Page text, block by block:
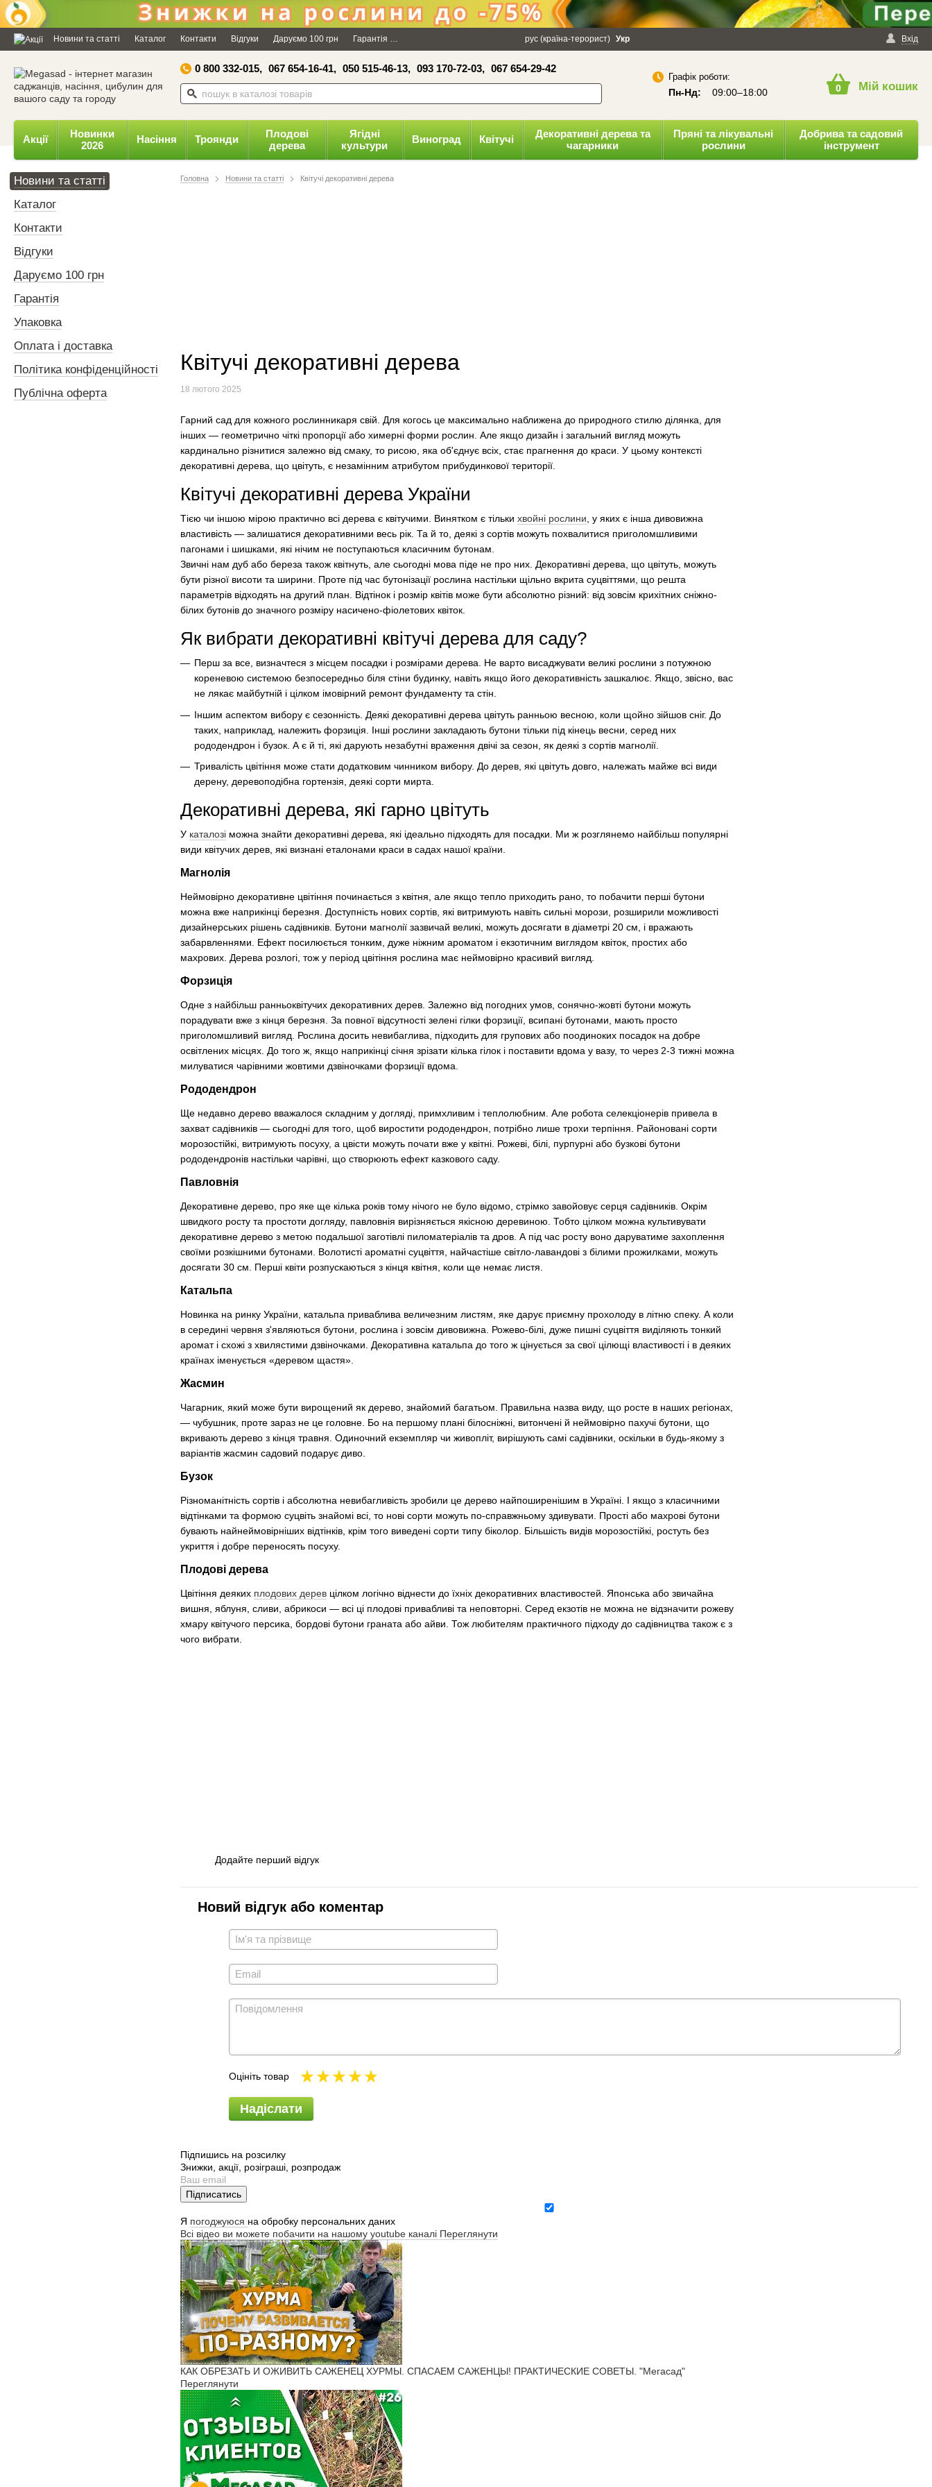
Дозвольте сайту megasad.net
відправляти вам сповіщення на
робочий стіл.
Powered by SendPulse Заборонити Дозволити
×
Новини та статті Каталог Контакти Відгуки Даруємо 100 грн Гарантія Політика конфіденційності Вхід
рус (країна-терорист) Укр
0 800 332-015, 067 654-16-41, 050 515-46-13, 093 170-72-03, 067 654-29-42
Графік роботи:
Пн-Нд: 09:00–18:00 0 Мій кошик
Акції
Новинки
2026
Насіння Троянди
Плодові
дерева
Ягідні
культури
Виноград Квітучі
Декоративні дерева та
чагарники
Пряні та лікувальні
рослини
Добрива та садовий
інструмент
Головна Новини та статті Квітучі декоративні дерева
Квітучі декоративні дерева
18 лютого 2025
Гарний сад для кожного рослинникаря свій. Для когось це максимально наближена до природного стилю ділянка, для
інших — геометрично чіткі пропорції або химерні форми рослин. Але якщо дизайн і загальний вигляд можуть
кардинально різнитися залежно від смаку, то рисою, яка об'єднує всіх, стає прагнення до краси. У цьому контексті
декоративні дерева, що цвітуть, є незамінним атрибутом прибудинкової території.
Квітучі декоративні дерева України
Тією чи іншою мірою практично всі дерева є квітучими. Винятком є тільки хвойні рослини, у яких є інша дивовижна
властивість — залишатися декоративними весь рік. Та й то, деякі з сортів можуть похвалитися приголомшливими
пагонами і шишками, які нічим не поступаються класичним бутонам.
Звичні нам дуб або береза також квітнуть, але сьогодні мова піде не про них. Декоративні дерева, що цвітуть, можуть
бути різної висоти та ширини. Проте під час бутонізації рослина настільки щільно вкрита суцвіттями, що решта
параметрів відходять на другий план. Відтінок і розмір квітів може бути абсолютно різний: від зовсім крихітних сніжно-
білих бутонів до значного розміру насичено-фіолетових квіток.
Як вибрати декоративні квітучі дерева для саду?
Перш за все, визначтеся з місцем посадки і розмірами дерева. Не варто висаджувати великі рослини з потужною
кореневою системою безпосередньо біля стіни будинку, навіть якщо його декоративність зашкалює. Якщо, звісно, вас
не лякає майбутній і цілком імовірний ремонт фундаменту та стін.
Іншим аспектом вибору є сезонність. Деякі декоративні дерева цвітуть ранньою весною, коли щойно зійшов сніг. До
таких, наприклад, належить форзиція. Інші рослини закладають бутони тільки під кінець весни, серед них
рододендрон і бузок. А є й ті, які дарують незабутні враження двічі за сезон, як деякі з сортів магнолії.
Тривалість цвітіння може стати додатковим чинником вибору. До дерев, які цвітуть довго, належать майже всі види
дерену, деревоподібна гортензія, деякі сорти мирта.
Декоративні дерева, які гарно цвітуть
У каталозі можна знайти декоративні дерева, які ідеально підходять для посадки. Ми ж розглянемо найбільш популярні
види квітучих дерев, які визнані еталонами краси в садах нашої країни.
Магнолія
Неймовірно декоративне цвітіння починається з квітня, але якщо тепло приходить рано, то побачити перші бутони
можна вже наприкінці березня. Доступність нових сортів, які витримують навіть сильні морози, розширили можливості
дизайнерських рішень садівників. Бутони магнолії зазвичай великі, можуть досягати в діаметрі 20 см, і вражають
забарвленнями. Ефект посилюється тонким, дуже ніжним ароматом і екзотичним виглядом квіток, простих або
махрових. Дерева розлогі, тож у період цвітіння рослина має неймовірно красивий вигляд.
Форзиція
Одне з найбільш ранньоквітучих декоративних дерев. Залежно від погодних умов, сонячно-жовті бутони можуть
порадувати вже з кінця березня. За повної відсутності зелені гілки форзиції, всипані бутонами, мають просто
приголомшливий вигляд. Рослина досить невибаглива, підходить для групових або поодиноких посадок на добре
освітлених місцях. До того ж, якщо наприкінці січня зрізати кілька гілок і поставити вдома у вазу, то через 2-3 тижні можна
милуватися чарівними жовтими дзвіночками форзиції вдома.
Рододендрон
Ще недавно дерево вважалося складним у догляді, примхливим і теплолюбним. Але робота селекціонерів привела в
захват садівників — сьогодні для того, щоб виростити рододендрон, потрібно лише трохи терпіння. Районовані сорти
морозостійкі, витримують посуху, а цвісти можуть почати вже у квітні. Рожеві, білі, пурпурні або бузкові бутони
рододендронів настільки чарівні, що створюють ефект казкового саду.
Павловнія
Декоративне дерево, про яке ще кілька років тому нічого не було відомо, стрімко завойовує серця садівників. Окрім
швидкого росту та простоти догляду, павловнія вирізняється якісною деревиною. Тобто цілком можна культивувати
декоративне дерево з метою подальшої заготівлі пиломатеріалів та дров. А під час росту воно даруватиме захоплення
своїми розкішними бутонами. Волотисті ароматні суцвіття, найчастіше світло-лавандові з білими прожилками, можуть
досягати 30 см. Перші квіти розпускаються з кінця квітня, коли ще немає листя.
Катальпа
Новинка на ринку України, катальпа приваблива величезним листям, яке дарує приємну прохолоду в літню спеку. А коли
в середині червня з'являються бутони, рослина і зовсім дивовижна. Рожево-білі, дуже пишні суцвіття виділяють тонкий
аромат і схожі з хвилястими дзвіночками. Декоративна катальпа до того ж цінується за свої цілющі властивості і в деяких
країнах іменується «деревом щастя».
Жасмин
Чагарник, який може бути вирощений як дерево, знайомий багатьом. Правильна назва виду, що росте в наших регіонах,
— чубушник, проте зараз не це головне. Бо на першому плані білосніжні, витончені й неймовірно пахучі бутони, що
вкривають дерево з кінця травня. Одиночний екземпляр чи живопліт, вирішують самі садівники, оскільки в будь-якому з
варіантів жасмин садовий подарує диво.
Бузок
Різноманітність сортів і абсолютна невибагливість зробили це дерево найпоширенішим в Україні. І якщо з класичними
відтінками та формою суцвіть знайомі всі, то нові сорти можуть по-справжньому здивувати. Прості або махрові бутони
бувають найнеймовірніших відтінків, крім того виведені сорти типу біколор. Більшість видів морозостійкі, ростуть без
укриття і добре переносять посуху.
Плодові дерева
Цвітіння деяких плодових дерев цілком логічно віднести до їхніх декоративних властивостей. Японська або звичайна
вишня, яблуня, сливи, абрикоси — всі ці плодові привабливі та неповторні. Серед екзотів не можна не відзначити рожеву
хмару квітучого персика, бордові бутони граната або айви. Тож любителям практичного підходу до садівництва також є з
чого вибрати.
Додайте перший відгук
Новий відгук або коментар
Оцініть товар
Надіслати
Підпишись на розсилку
Знижки, акції, розіграші, розпродаж
Підписатись
Я погоджуюся на обробку персональних даних
Всі відео ви можете побачити на нашому youtube каналі Переглянути
КАК ОБРЕЗАТЬ И ОЖИВИТЬ САЖЕНЕЦ ХУРМЫ. СПАСАЕМ САЖЕНЦЫ! ПРАКТИЧЕСКИЕ СОВЕТЫ. "Мегасад"
Переглянути
Новини та статті
Каталог
Контакти
Відгуки
Даруємо 100 грн
Гарантія
Упаковка
Оплата і доставка
Політика конфіденційності
Публічна оферта